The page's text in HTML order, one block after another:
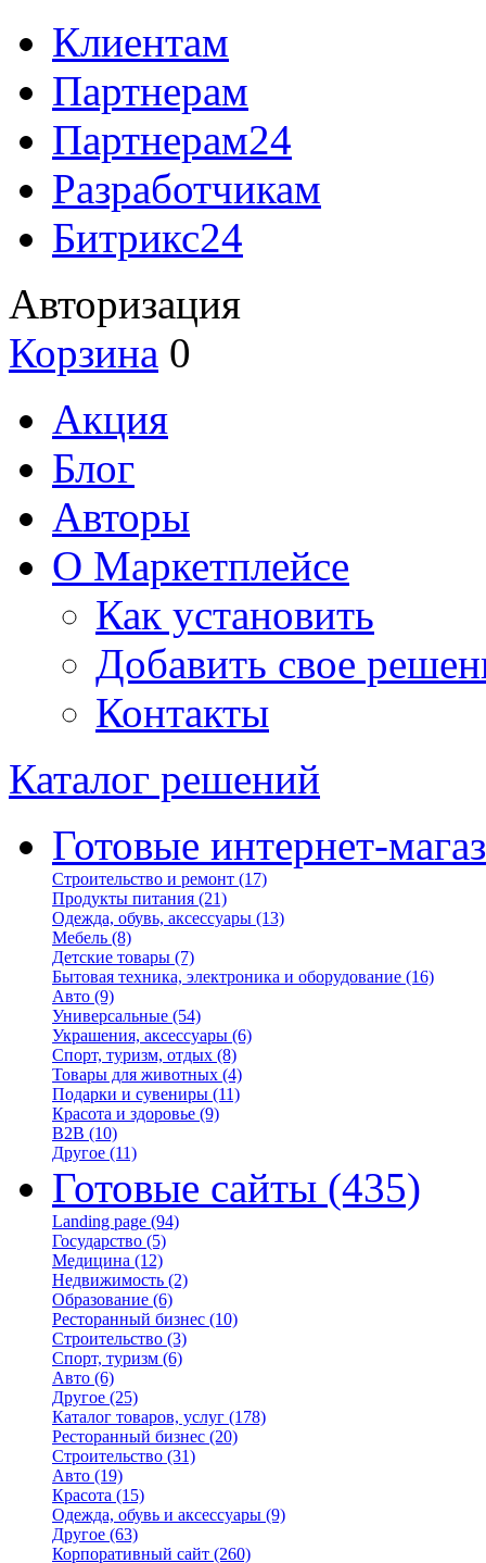
Клиентам
Партнерам
Партнерам24
Разработчикам
Битрикс24
Авторизация
Корзина 0
Акция
Блог
Авторы
О Маркетплейсе
Как установить
Добавить свое
Контакты
Каталог решений
Готовые интернет-
Строительство и ремонт (17)
Продукты питания (21)
Одежда, обувь, аксессуары (13)
Мебель (8)
Детские товары (7)
Бытовая техника, электроника и оборудование (16)
Авто (9)
Универсальные (54)
Украшения, аксессуары (6)
Спорт, туризм, отдых (8)
Товары для животных (4)
Подарки и сувениры (11)
Красота и здоровье (9)
B2B (10)
Другое (11)
Готовые сайты (435)
Landing page (94)
Государство (5)
Медицина (12)
Недвижимость (2)
Образование (6)
Ресторанный бизнес (10)
Строительство (3)
Спорт, туризм (6)
Авто (6)
Другое (25)
Каталог товаров, услуг (178)
Ресторанный бизнес (20)
Строительство (31)
Авто (19)
Красота (15)
Одежда, обувь и аксессуары (9)
Другое (63)
Корпоративный сайт (260)